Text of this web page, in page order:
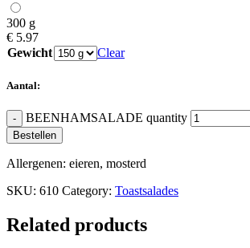
300 g
€ 5.97
Gewicht
Clear
Aantal:
- BEENHAMSALADE quantity
Bestellen
Allergenen: eieren, mosterd
SKU: 610 Category: Toastsalades
Related products